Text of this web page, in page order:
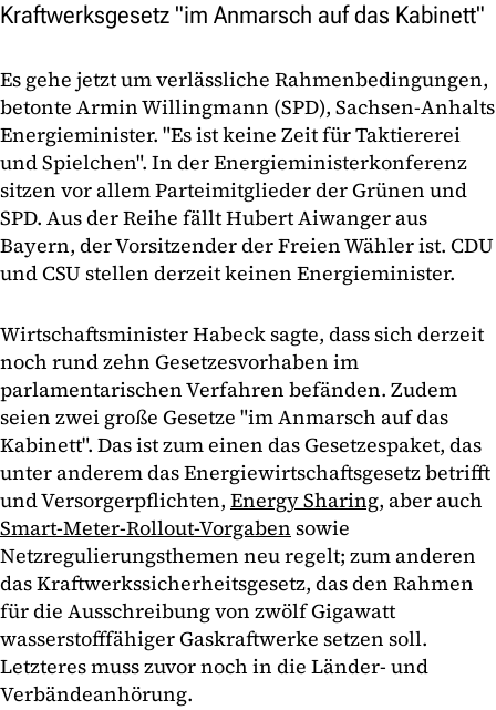
Kraftwerksgesetz "im Anmarsch auf das Kabinett"
Es gehe jetzt um verlässliche Rahmenbedingungen,
betonte Armin Willingmann (SPD), Sachsen-Anhalts
Energieminister. "Es ist keine Zeit für Taktiererei
und Spielchen". In der Energieministerkonferenz
sitzen vor allem Parteimitglieder der Grünen und
SPD. Aus der Reihe fällt Hubert Aiwanger aus
Bayern, der Vorsitzender der Freien Wähler ist. CDU
und CSU stellen derzeit keinen Energieminister.
Wirtschaftsminister Habeck sagte, dass sich derzeit
noch rund zehn Gesetzesvorhaben im
parlamentarischen Verfahren befänden. Zudem
seien zwei große Gesetze "im Anmarsch auf das
Kabinett". Das ist zum einen das Gesetzespaket, das
unter anderem das Energiewirtschaftsgesetz betrifft
und Versorgerpflichten, Energy Sharing, aber auch
Smart-Meter-Rollout-Vorgaben sowie
Netzregulierungsthemen neu regelt; zum anderen
das Kraftwerkssicherheitsgesetz, das den Rahmen
für die Ausschreibung von zwölf Gigawatt
wasserstofffähiger Gaskraftwerke setzen soll.
Letzteres muss zuvor noch in die Länder- und
Verbändeanhörung.